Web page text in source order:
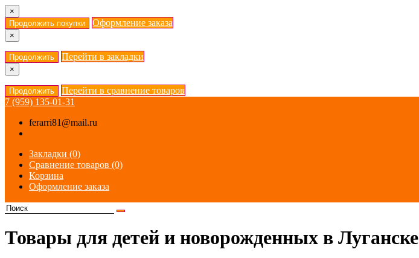
×
Продолжить покупки
Оформление заказа
×
Продолжить Перейти в закладки
×
Продолжить
Перейти в сравнение товаров
7 (959) 135-01-31
ferarri81@mail.ru
Закладки (0)
Сравнение товаров (0)
Корзина
Оформление заказа
Товары для детей и новорожденных в Луганске